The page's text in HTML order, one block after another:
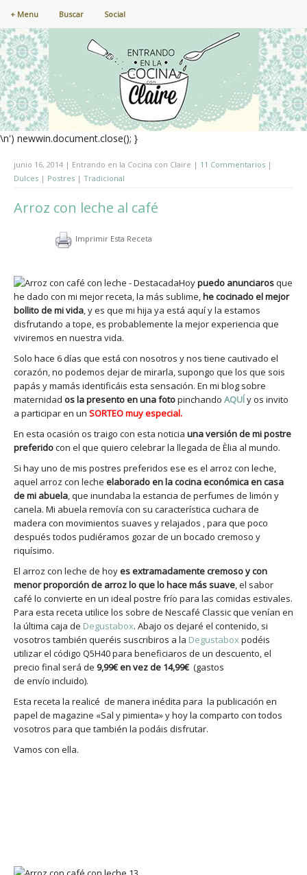
+ Menu Buscar Social
\n') newwin.document.close(); }
junio 16, 2014 | Entrando en la Cocina con Claire | 11 Commentarios |
Dulces | Postres | Tradicional
Arroz con leche al café
Imprimir Esta Receta
Hoypuedo anunciarosque
he dado con mi mejor receta, la más sublime,he cocinado el mejor
bollito de mi vida, y es que mi hija ya está aquí y la estamos
disfrutando a tope, es probablemente la mejor experiencia que
viviremos en nuestra vida.
Solo hace 6 días que está con nosotros y nos tiene cautivado el
corazón, no podemos dejar de mirarla, supongo que los que sois
papás y mamás identificáis esta sensación. En mi blog sobre
maternidad os la presento en una fotopinchando AQUÍy os invito
a participar en un SORTEOmuy especial.
En esta ocasión os traigo con esta noticia una versión de mi postre
preferidocon el que quiero celebrar la llegada de Èlia al mundo.
Si hay uno de mis postres preferidos ese es el arroz con leche,
aquel arroz con leche elaborado en la cocina económica en casa
de mi abuela, que inundaba la estancia de perfumes de limón y
canela. Mi abuela removía con su característica cuchara de
madera con movimientos suaves y relajados , para que poco
después todos pudiéramos gozar de un bocado cremoso y
riquísimo.
El arroz con leche de hoyes extramadamente cremoso y con
menor proporción de arroz lo que lo hace más suave, el sabor
café lo convierte en un ideal postre frío para las comidas estivales.
Para esta receta utilice los sobre de Nescafé Classic que venían en
la última caja de Degustabox. Abajo os dejaré el contenido, si
vosotros también queréis suscribiros a la Degustaboxpodéis
utilizar el código Q5H40 para beneficiaros de un descuento, el
precio final será de 9,99€ en vez de 14,99€ (gastos
de envío incluido).
Esta receta la realicé de manera inédita para la publicación en
papel de magazine «Sal y pimienta» y hoy la comparto con todos
vosotros para que también la podáis disfrutar.
Vamos con ella.